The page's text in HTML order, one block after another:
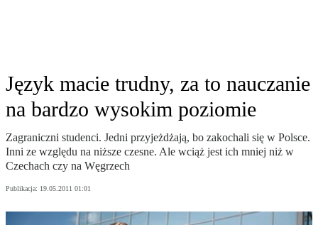
Język macie trudny, za to nauczanie
na bardzo wysokim poziomie
Zagraniczni studenci. Jedni przyjeżdżają, bo zakochali się w Polsce.
Inni ze względu na niższe czesne. Ale wciąż jest ich mniej niż w
Czechach czy na Węgrzech
Publikacja: 19.05.2011 01:01